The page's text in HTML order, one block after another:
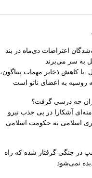
اعتراضات دی‌ماه در بند
به سر می‌برند
با کاهش ذخایر مهمات پنتاگون،
روسیه به اعضای ناتو‌ است
چه درسی گرفت؟
آشکارا در پی جذب نیرو
اسلامی به حکومت اسلامی
در جنگی گرفتار شده که راه
نمی‌شود